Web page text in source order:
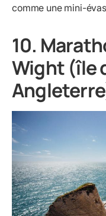
comme une mini-
10.
Wight (île